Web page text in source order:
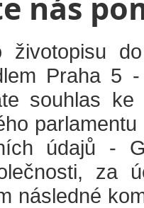
životopisu
Praha 5
souhlas
údajů -
za
následné